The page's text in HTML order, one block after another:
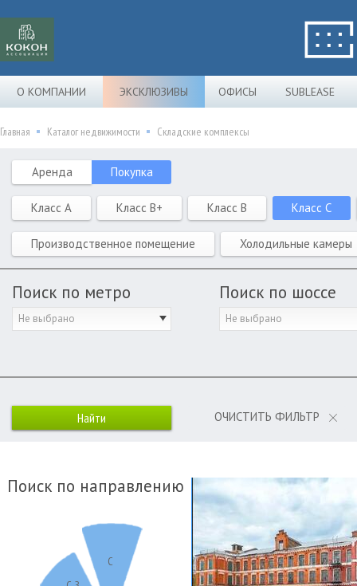
О КОМПАНИИ ЭКСКЛЮЗИВЫ ОФИСЫ SUBLEASE
Главная Каталог недвижимости Складские комплексы
Аренда Покупка
Класс A Класс B+ Класс B Класс C
Производственное помещение Холодильные камеры
Поиск по метро
Не выбрано
Поиск по шоссе
Не выбрано
ОЧИСТИТЬ ФИЛЬТР
Поиск по направлению
С